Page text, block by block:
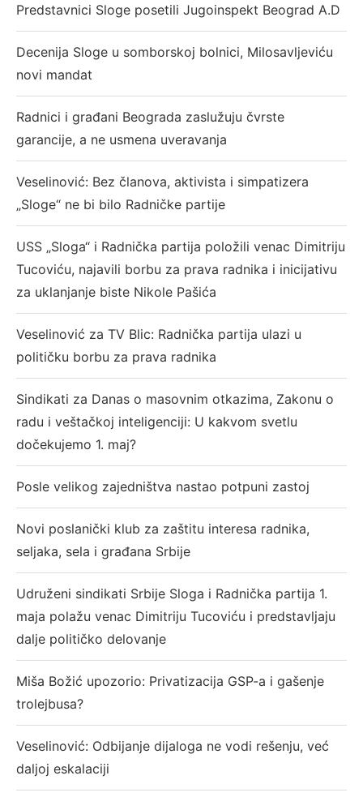
Predstavnici Sloge posetili Jugoinspekt Beograd A.D
Decenija Sloge u somborskoj bolnici, Milosavljeviću
novi mandat
Radnici i građani Beograda zaslužuju čvrste
garancije, a ne usmena uveravanja
Veselinović: Bez članova, aktivista i simpatizera
„Sloge“ ne bi bilo Radničke partije
USS „Sloga“ i Radnička partija položili venac Dimitriju
Tucoviću, najavili borbu za prava radnika i inicijativu
za uklanjanje biste Nikole Pašića
Veselinović za TV Blic: Radnička partija ulazi u
političku borbu za prava radnika
Sindikati za Danas o masovnim otkazima, Zakonu o
radu i veštačkoj inteligenciji: U kakvom svetlu
dočekujemo 1. maj?
Posle velikog zajedništva nastao potpuni zastoj
Novi poslanički klub za zaštitu interesa radnika,
seljaka, sela i građana Srbije
Udruženi sindikati Srbije Sloga i Radnička partija 1.
maja polažu venac Dimitriju Tucoviću i predstavljaju
dalje političko delovanje
Miša Božić upozorio: Privatizacija GSP-a i gašenje
trolejbusa?
Veselinović: Odbijanje dijaloga ne vodi rešenju, već
daljoj eskalaciji